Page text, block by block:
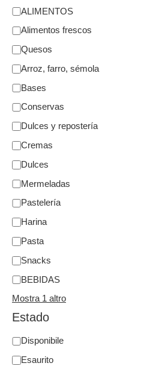
ALIMENTOS
Alimentos frescos
Quesos
Arroz, farro, sémola
Bases
Conservas
Dulces y repostería
Cremas
Dulces
Mermeladas
Pastelería
Harina
Pasta
Snacks
BEBIDAS
Mostra 1 altro
Estado
Disponibile
Esaurito